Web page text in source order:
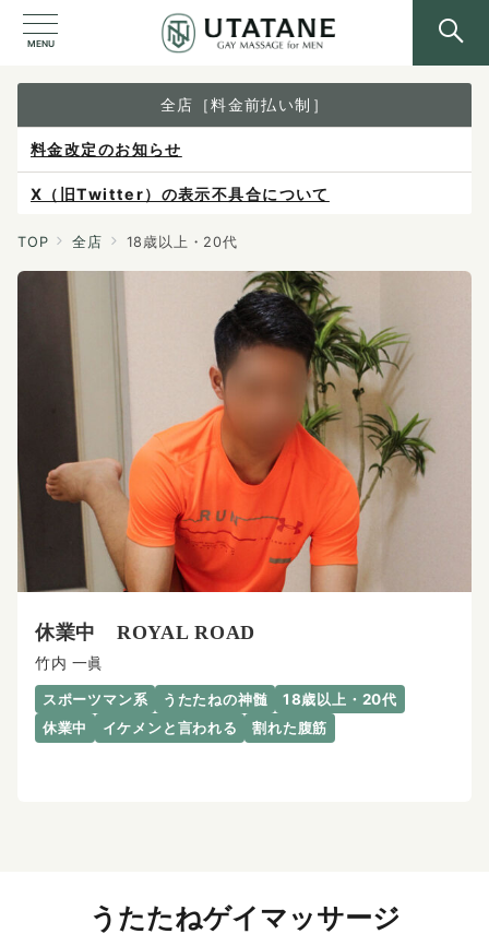
MENU
全店［料金前払い制］
料金改定のお知らせ
X（旧Twitter）の表示不具合について
ご予約は各店へ直接お問い合わせください。
料金は当日施術前にお支払いください。
感染症防止対策について
TOP 全店 18歳以上・20代
休業中 ROYAL ROAD
竹内 一眞
スポーツマン系 うたたねの神髄
18歳以上・20代
休業中
イケメンと言われる 割れた腹筋
うたたねゲイマッサージ